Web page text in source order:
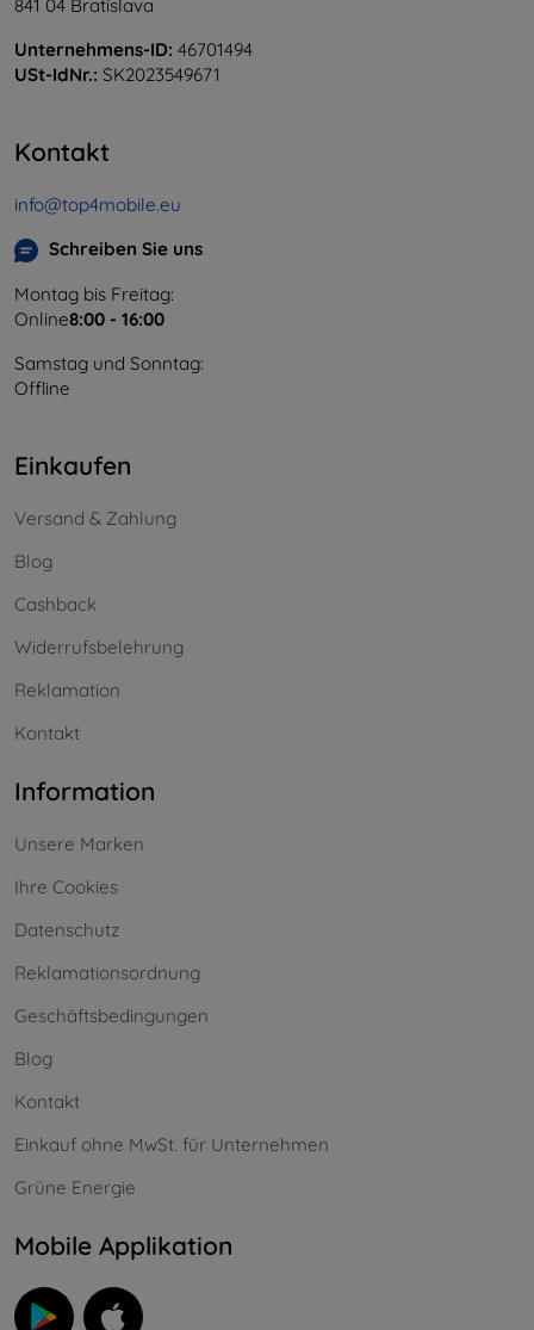
841 04 Bratislava
Unternehmens-ID: 46701494
USt-IdNr.: SK2023549671
Kontakt
info@top4mobile.eu
Schreiben Sie uns
Montag bis Freitag:
Online8:00 - 16:00
Samstag und Sonntag:
Offline
Einkaufen
Versand & Zahlung
Blog
Cashback
Widerrufsbelehrung
Reklamation
Kontakt
Information
Unsere Marken
Ihre Cookies
Datenschutz
Reklamationsordnung
Geschäftsbedingungen
Blog
Kontakt
Einkauf ohne MwSt. für Unternehmen
Grüne Energie
Mobile Applikation